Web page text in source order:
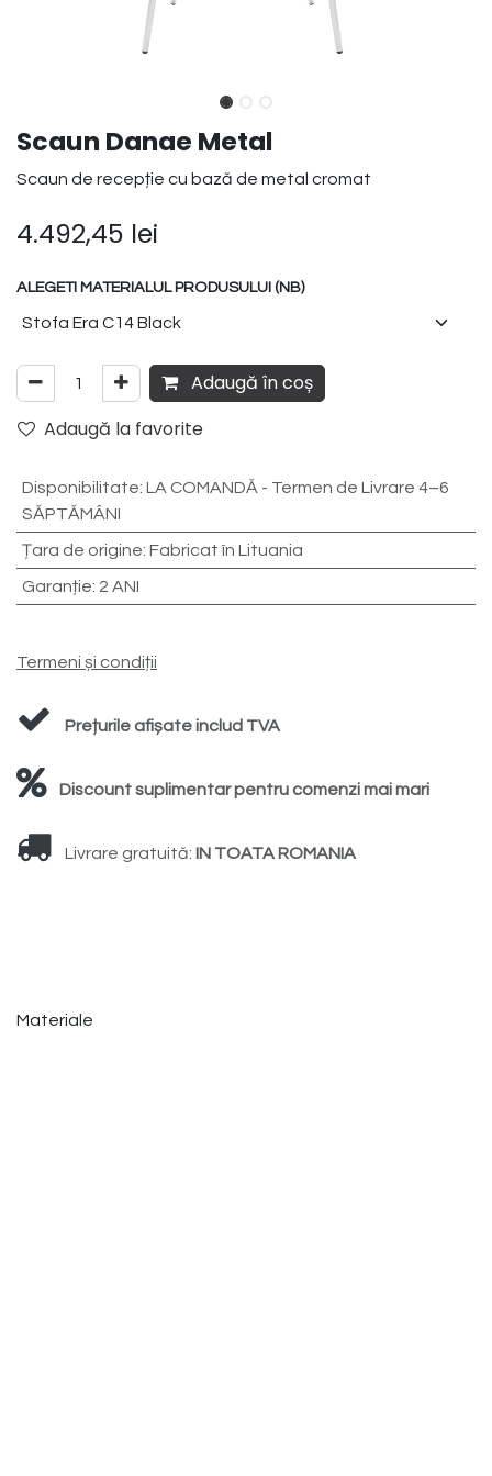
Scaun Danae Metal
Scaun de recepție cu bază de metal cromat
4.492,45 lei
ALEGETI MATERIALUL PRODUSULUI (NB)
Adaugă în coș
Adaugă la favorite
Disponibilitate: LA COMANDĂ - Termen de Livrare 4–6
SĂPTĂMÂNI
Țara de origine: Fabricat în Lituania
Garanție: 2 ANI
Termeni și condiții
Prețurile afișate includ TVA
Discount suplimentar pentru comenzi mai mari
Livrare gratuită: IN TOATA ROMANIA
Materiale